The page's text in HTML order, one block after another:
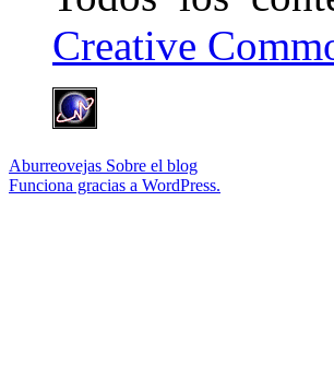
Creative
Aburreovejas Sobre el blog
Funciona gracias a WordPress.